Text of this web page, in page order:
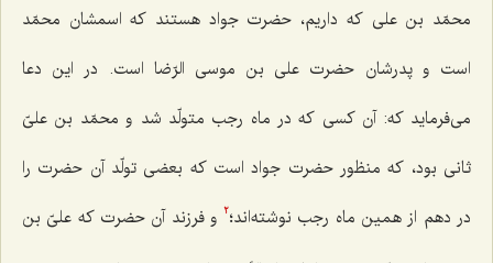
محمّد بن علی که داریم، حضرت جواد هستند که اسمشان محمّد
است و پدرشان حضرت علی بن موسی الرّضا است. در این دعا
می‌فرماید که: آن کسی که در ماه رجب متولّد شد و محمّد بن علیّ
ثانی بود، که منظور حضرت جواد است که بعضی تولّد آن حضرت را
در دهم از همین ماه رجب نوشته‌اند؛2
و فرزند آن حضرت که علیّ بن